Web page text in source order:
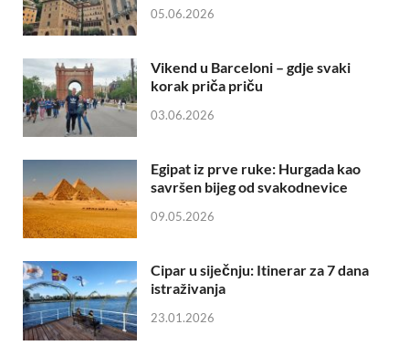
05.06.2026
Vikend u Barceloni – gdje svaki
korak priča priču
03.06.2026
Egipat iz prve ruke: Hurgada kao
savršen bijeg od svakodnevice
09.05.2026
Cipar u siječnju: Itinerar za 7 dana
istraživanja
23.01.2026